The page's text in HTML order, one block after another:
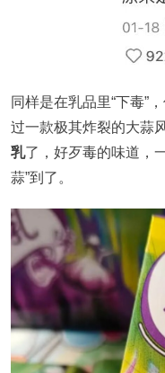
同样是在乳品里“下毒”，
过一款极其炸裂的大蒜
乳了，好歹毒的味道，
蒜”到了。